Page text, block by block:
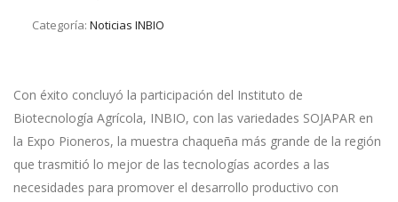
Categoría: Noticias INBIO
Con éxito concluyó la participación del Instituto de
Biotecnología Agrícola, INBIO, con las variedades SOJAPAR en
la Expo Pioneros, la muestra chaqueña más grande de la región
que trasmitió lo mejor de las tecnologías acordes a las
necesidades para promover el desarrollo productivo con